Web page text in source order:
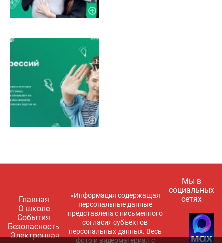
Главная
О школе
События
Безопасность
Электронная
«Информация содержащая
персональные данные
представлена с письменного
согласия субъектов
персональных данных. Весь
фото и видеоматериал с
Мы в
социальных
сетях